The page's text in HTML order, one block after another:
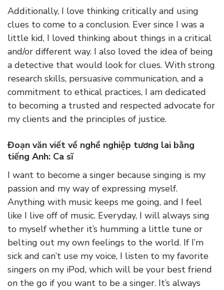
Additionally, I love thinking critically and using
clues to come to a conclusion. Ever since I was a
little kid, I loved thinking about things in a critical
and/or different way. I also loved the idea of being
a detective that would look for clues. With strong
research skills, persuasive communication, and a
commitment to ethical practices, I am dedicated
to becoming a trusted and respected advocate for
my clients and the principles of justice.
Đoạn văn viết về nghề nghiệp tương lai bằng
tiếng Anh: Ca sĩ
I want to become a singer because singing is my
passion and my way of expressing myself.
Anything with music keeps me going, and I feel
like I live off of music. Everyday, I will always sing
to myself whether it’s humming a little tune or
belting out my own feelings to the world. If I’m
sick and can’t use my voice, I listen to my favorite
singers on my iPod, which will be your best friend
on the go if you want to be a singer. It’s always